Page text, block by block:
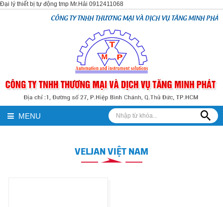
Đại lý thiết bị tự động tmp Mr.Hải 0912411068
CÔNG TY TNHH THƯƠNG MẠI VÀ DỊCH VỤ TĂNG MINH PHÁT
MENU
VELJAN VIỆT NAM